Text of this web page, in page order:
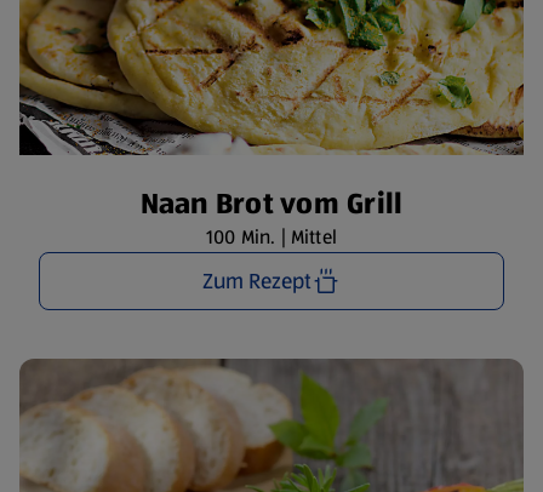
Naan Brot vom Grill
100 Min. | Mittel
Zum Rezept